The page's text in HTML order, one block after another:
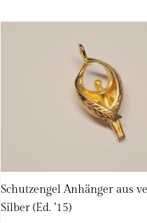
Schutzengel Anhänger aus
Silber (Ed. ’15)